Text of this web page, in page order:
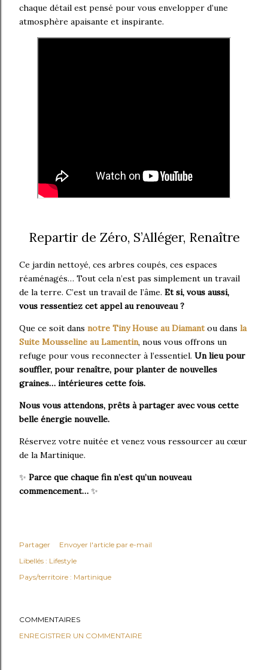
chaque détail est pensé pour vous envelopper d’une
atmosphère apaisante et inspirante.
Repartir de Zéro, S’Alléger, Renaître
Ce jardin nettoyé, ces arbres coupés, ces espaces
réaménagés… Tout cela n’est pas simplement un travail
de la terre. C’est un travail de l’âme. Et si, vous aussi,
vous ressentiez cet appel au renouveau ?
Que ce soit dans notre Tiny House au Diamantou dans la
Suite Mousseline au Lamentin, nous vous offrons un
refuge pour vous reconnecter à l’essentiel. Un lieu pour
souffler, pour renaître, pour planter de nouvelles
graines… intérieures cette fois.
Nous vous attendons, prêts à partager avec vous cette
belle énergie nouvelle.
Réservez votre nuitée et venez vous ressourcer au cœur
de la Martinique.
✨ Parce que chaque fin n’est qu’un nouveau
commencement… ✨
Partager
Envoyer l'article par e-mail
Libellés : Lifestyle
Pays/territoire : Martinique
COMMENTAIRES
ENREGISTRER UN COMMENTAIRE